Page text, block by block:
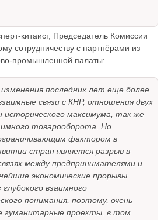
китаист, Председатель Комиссии
сотрудничеству с партнёрами из
промышленной палаты:
последних лет еще более
связи с КНР, отношения двух
исторического максимума, так же
товарооборота. Но
фактором в
стран является разрыв в
между предпринимателями и
экономические прорывы
взаимного
понимания, поэтому, очень
гуманитарные проекты, в том